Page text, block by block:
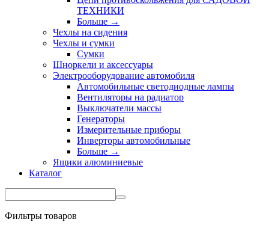
ТЕХНИКИ
Больше →
Чехлы на сидения
Чехлы и сумки
Сумки
Шноркели и аксессуары
Электрооборудование автомобиля
Автомобильные светодиодные лампы
Вентиляторы на радиатор
Выключатели массы
Генераторы
Измерительные приборы
Инверторы автомобильные
Больше →
Ящики алюминиевые
Каталог
Фильтры товаров